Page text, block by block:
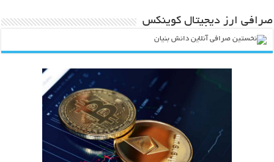
صرافی ارز دیجیتال کوینکس